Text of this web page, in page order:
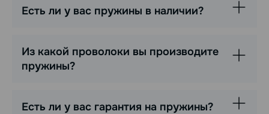
Есть ли у вас пружины в наличии?
Из какой проволоки вы производите
пружины?
Есть ли у вас гарантия на пружины?